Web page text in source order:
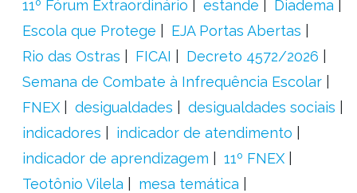
11º Fórum Extraordinário
estande
Diadema
Escola que Protege
EJA Portas Abertas
Rio das Ostras
FICAI
Decreto 4572/2026
Semana de Combate à Infrequência Escolar
FNEX
desigualdades
desigualdades sociais
indicadores
indicador de atendimento
indicador de aprendizagem
11º FNEX
Teotônio Vilela
mesa temática